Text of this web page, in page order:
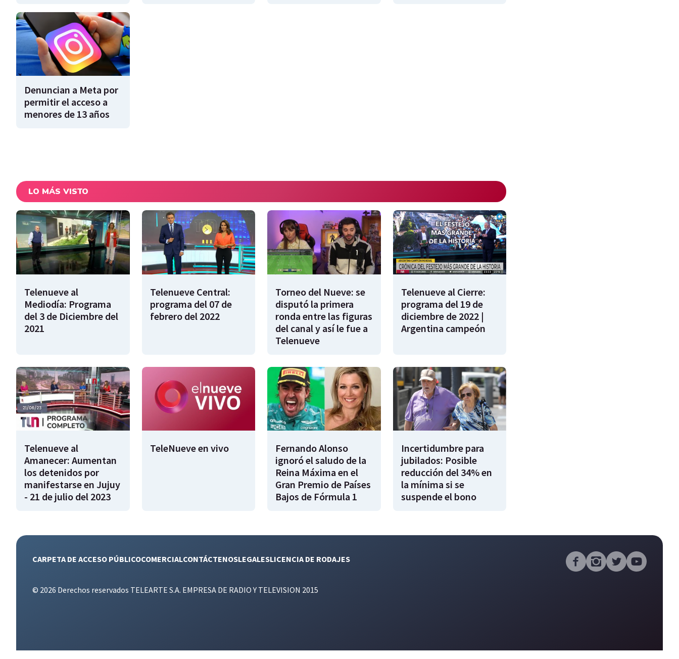
Denuncian a Meta por
permitir el acceso a
menores de 13 años
LO MÁS VISTO
Telenueve al
Mediodía: Programa
del 3 de Diciembre del
2021
Telenueve Central:
programa del 07 de
febrero del 2022
Torneo del Nueve: se
disputó la primera
ronda entre las figuras
del canal y así le fue a
Telenueve
Telenueve al Cierre:
programa del 19 de
diciembre de 2022 |
Argentina campeón
Telenueve al
Amanecer: Aumentan
los detenidos por
manifestarse en Jujuy
- 21 de julio del 2023
TeleNueve en vivo
Fernando Alonso
ignoró el saludo de la
Reina Máxima en el
Gran Premio de Países
Bajos de Fórmula 1
Incertidumbre para
jubilados: Posible
reducción del 34% en
la mínima si se
suspende el bono
CARPETA DE ACCESO PÚBLICOCOMERCIALCONTÁCTENOSLEGALESLICENCIA DE RODAJES
© 2026 Derechos reservados TELEARTE S.A. EMPRESA DE RADIO Y TELEVISION 2015